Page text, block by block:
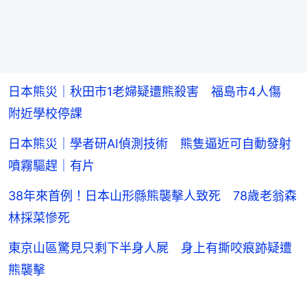
日本熊災｜秋田市1老婦疑遭熊殺害 福島市4人傷
附近學校停課
日本熊災｜學者研AI偵測技術 熊隻逼近可自動發射
噴霧驅趕｜有片
38年來首例！日本山形縣熊襲擊人致死 78歲老翁森
林採菜慘死
東京山區驚見只剩下半身人屍 身上有撕咬痕跡疑遭
熊襲擊